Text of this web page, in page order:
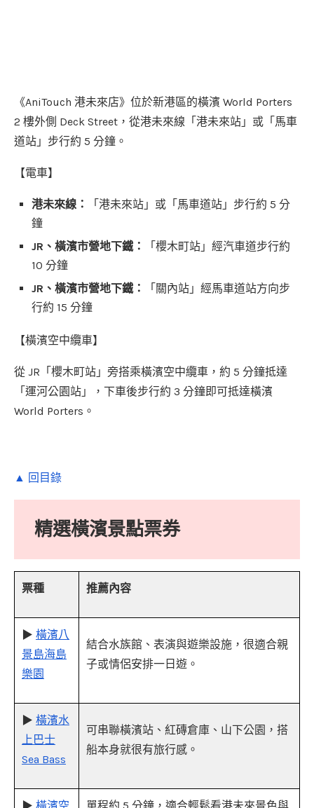
《AniTouch 港未來店》位於新港區的橫濱 World Porters
2 樓外側 Deck Street，從港未來線「港未來站」或「馬車
道站」步行約 5 分鐘。
【電車】
港未來線：
「港未來站」或「馬車道站」步行約 5 分
鐘
JR、橫濱市營地下鐵：
「櫻木町站」經汽車道步行約
10 分鐘
JR、橫濱市營地下鐵：
「關內站」經馬車道站方向步
行約 15 分鐘
【橫濱空中纜車】
從 JR「櫻木町站」旁搭乘橫濱空中纜車，約 5 分鐘抵達
「運河公園站」，下車後步行約 3 分鐘即可抵達橫濱
World Porters。
▲ 回目錄
精選橫濱景點票券
票種 推薦內容
▶ 橫濱八
景島海島
樂園
結合水族館、表演與遊樂設施，很適合親
子或情侶安排一日遊。
▶ 橫濱水
上巴士
Sea Bass
可串聯橫濱站、紅磚倉庫、山下公園，搭
船本身就很有旅行感。